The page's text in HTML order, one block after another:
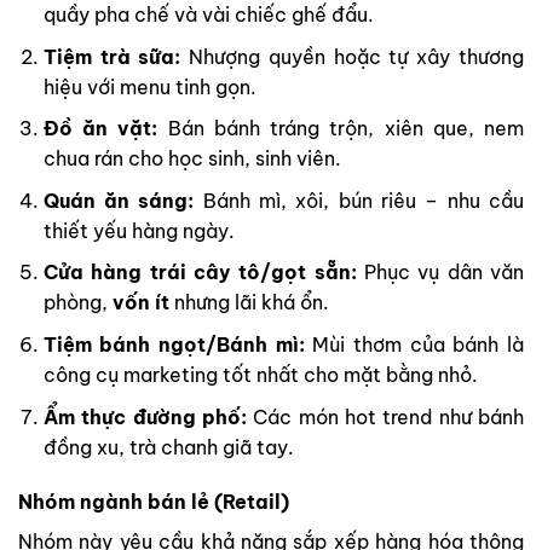
quầy pha chế và vài chiếc ghế đẩu.
Tiệm trà sữa: Nhượng quyền hoặc tự xây thương
hiệu với menu tinh gọn.
Đồ ăn vặt: Bán bánh tráng trộn, xiên que, nem
chua rán cho học sinh, sinh viên.
Quán ăn sáng: Bánh mì, xôi, bún riêu – nhu cầu
thiết yếu hàng ngày.
Cửa hàng trái cây tô/gọt sẵn: Phục vụ dân văn
phòng, vốn ítnhưng lãi khá ổn.
Tiệm bánh ngọt/Bánh mì: Mùi thơm của bánh là
công cụ marketing tốt nhất cho mặt bằng nhỏ.
Ẩm thực đường phố: Các món hot trend như bánh
đồng xu, trà chanh giã tay.
Nhóm ngành bán lẻ (Retail)
Nhóm này yêu cầu khả năng sắp xếp hàng hóa thông